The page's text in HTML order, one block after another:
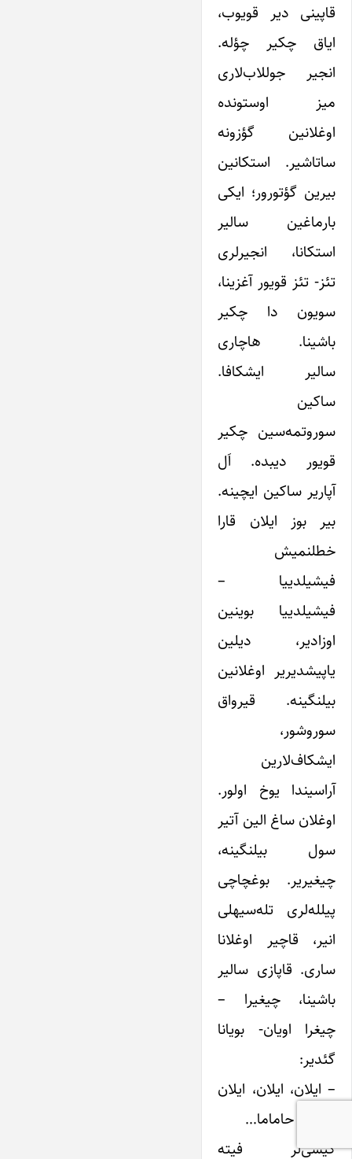
قاپینی دیر قویوب،
ایاق چکیر چؤله.
انجیر جوللاب‌لاری
میز اوستونده
اوغلانین گؤزونه
ساتاشیر. استکانین
بیرین گؤتورور؛ ایکی
بارماغین سالیر
استکانا، انجیر‌لری
تئز- تئز قویور آغزینا،
سویون دا چکیر
باشینا. هاچاری
سالیر ایشکافا.
ساکین
سوروتمه‌سین چکیر
قویور دیبده. اَل
آپاریر ساکین ایچینه.
بیر بوز ایلان قارا
خطلنمیش
فیشیلدییا –
فیشیلدییا بوینین
اوزادیر، دیلین
یاپیشدیریر اوغلانین
بیلنگینه. قیرواق
سوروشور،
ایشکاف‌لارین
آراسیندا یوخ اولور.
اوغلان ساغ الین آتیر
سول بیلنگینه،
چیغیریر. بوغچاچی
پیلله‌‌لری تله‌سیهلی
انیر، قاچیر اوغلانا
ساری. قاپازی سالیر
باشینا، چیغیرا –
چیغرا اویان- بویانا
گئدیر:
– ایلان، ایلان، ایلان
گیریب حاماما…
کیشی‌لر فیته